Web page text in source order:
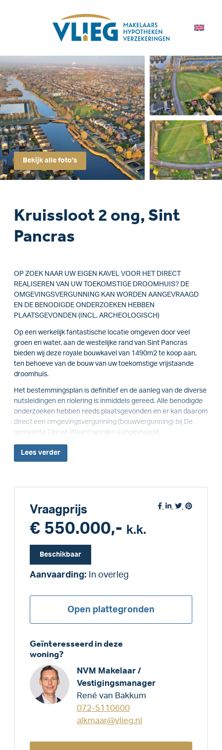
Bekijk alle foto's
Kruissloot 2 ong, Sint
Pancras
OP ZOEK NAAR UW EIGEN KAVEL VOOR HET DIRECT
REALISEREN VAN UW TOEKOMSTIGE DROOMHUIS? DE
OMGEVINGSVERGUNNING KAN WORDEN AANGEVRAAGD
EN DE BENODIGDE ONDERZOEKEN HEBBEN
PLAATSGEVONDEN (INCL. ARCHEOLOGISCH)
Op een werkelijk fantastische locatie omgeven door veel
groen en water, aan de westelijke rand van Sint Pancras
bieden wij deze royale bouwkavel van 1490m2 te koop aan,
ten behoeve van de bouw van uw toekomstige vrijstaande
droomhuis.
Het bestemmingsplan is definitief en de aanleg van de diverse
nutsleidingen en riolering is inmiddels gereed. Alle benodigde
onderzoeken hebben reeds plaatsgevonden en er kan daarom
direct een omgevingsvergunning (bouwvergunning) bij De
gemeente Dijk en Waard worden aangevraagd.
Lees verder
Vraagprijs
€ 550.000,- k.k.
Beschikbaar
Aanvaarding: In overleg
Open plattegronden
Geïnteresseerd in deze
woning?
NVM Makelaar /
Vestigingsmanager
René van Bakkum
072-5110600
alkmaar@vlieg.nl